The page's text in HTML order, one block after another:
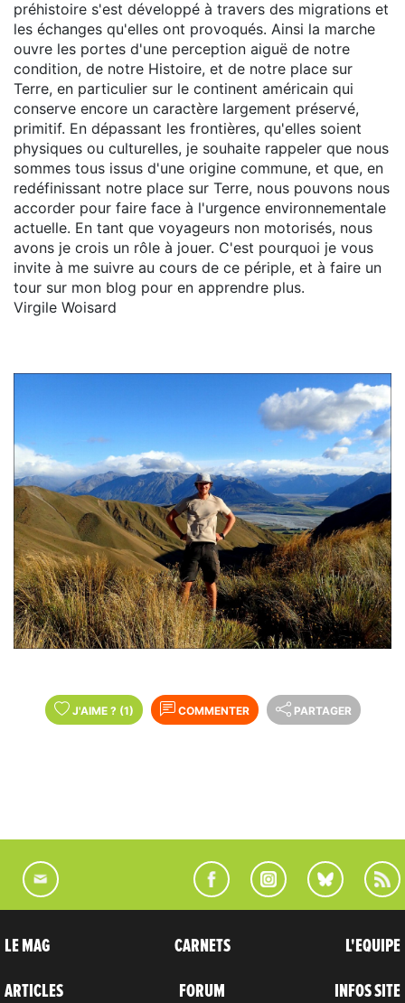
préhistoire s'est développé à travers des migrations et
les échanges qu'elles ont provoqués. Ainsi la marche
ouvre les portes d'une perception aiguë de notre
condition, de notre Histoire, et de notre place sur
Terre, en particulier sur le continent américain qui
conserve encore un caractère largement préservé,
primitif. En dépassant les frontières, qu'elles soient
physiques ou culturelles, je souhaite rappeler que nous
sommes tous issus d'une origine commune, et que, en
redéfinissant notre place sur Terre, nous pouvons nous
accorder pour faire face à l'urgence environnementale
actuelle. En tant que voyageurs non motorisés, nous
avons je crois un rôle à jouer. C'est pourquoi je vous
invite à me suivre au cours de ce périple, et à faire un
tour sur mon blog pour en apprendre plus.
Virgile Woisard
J'AIME ? (1) COMMENTER PARTAGER
LE MAG
ARTICLES
CARNETS
FORUM
L'EQUIPE
INFOS SITE